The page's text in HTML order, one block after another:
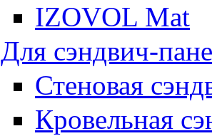
IZOVOL Mat
Для сэндвич-
Стеновая
Кровельная